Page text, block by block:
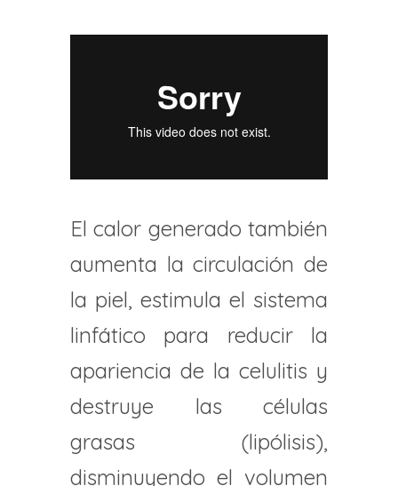
El calor generado también
aumenta la circulación de
la piel, estimula el sistema
linfático para reducir la
apariencia de la celulitis y
destruye las células
grasas (lipólisis),
disminuyendo el volumen